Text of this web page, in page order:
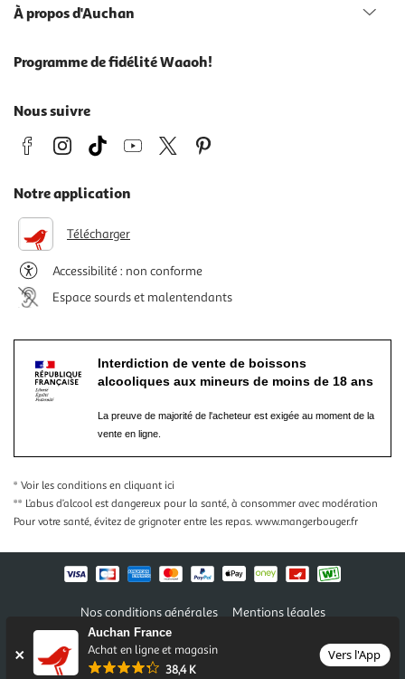
Auchan France
Achat en ligne et magasin
38,4 K
Vers l'App
À propos d'Auchan
Programme de fidélité Waaoh!
Nous suivre
Notre application
Télécharger
Accessibilité : non conforme
Espace sourds et malentendants
Interdiction de vente de boissons
alcooliques aux mineurs de moins de 18 ans
La preuve de majorité de l'acheteur est exigée au moment de la
vente en ligne.
* Voir les conditions en cliquant ici
** L’abus d’alcool est dangereux pour la santé, à consommer avec modération
Pour votre santé, évitez de grignoter entre les repas. www.mangerbouger.fr
Nos conditions générales
Mentions légales
Conditions des offres et promotions
Politique de confidentialité
Informations légales marketplace